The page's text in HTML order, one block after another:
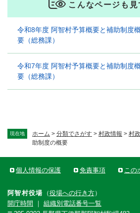
現在地 ホーム > 分類でさがす > 村政情報 > 村
助制度の概要
こんなページも見
令和8年度 阿智村予算概要と補助制度
要（総務課）
令和7年度 阿智村予算概要と補助制度
要（総務課）
個人情報の保護 免責事項 この
阿智村役場 （役場への行き方）
開庁時間
｜ 組織別電話番号一覧